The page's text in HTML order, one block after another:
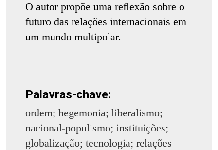
O autor propõe uma reflexão sobre o
futuro das relações internacionais em
um mundo multipolar.
Palavras-chave:
ordem; hegemonia; liberalismo;
nacional-populismo; instituições;
globalização; tecnologia; relações